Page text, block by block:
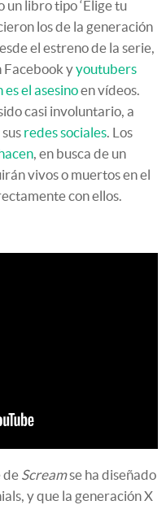
un libro tipo ‘Elige tu
los de la generación
el estreno de la serie,
Facebook yyoutubers
el asesinoen vídeos.
casi involuntario, a
redes sociales . Los
, en busca de un
vivos o muertos en el
con ellos.
de Screamse ha diseñado
y que la generación X